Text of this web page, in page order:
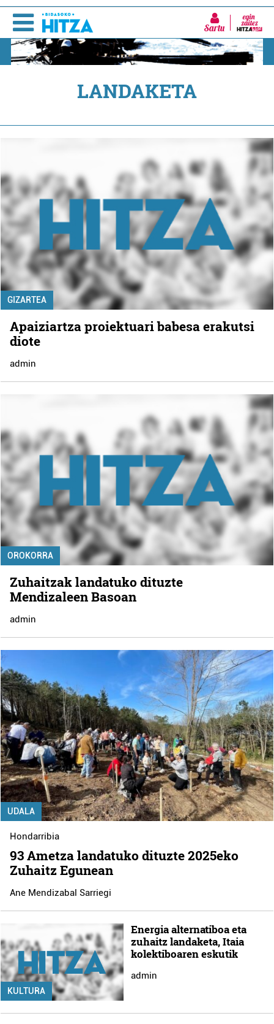
Sartu
LANDAKETA
GIZARTEA
Apaiziartza proiektuari babesa erakutsi
diote
admin
OROKORRA
Zuhaitzak landatuko dituzte
Mendizaleen Basoan
admin
UDALA
Hondarribia
93 Ametza landatuko dituzte 2025eko
Zuhaitz Egunean
Ane Mendizabal Sarriegi
KULTURA
Energia alternatiboa eta
zuhaitz landaketa, Itaia
kolektiboaren eskutik
admin